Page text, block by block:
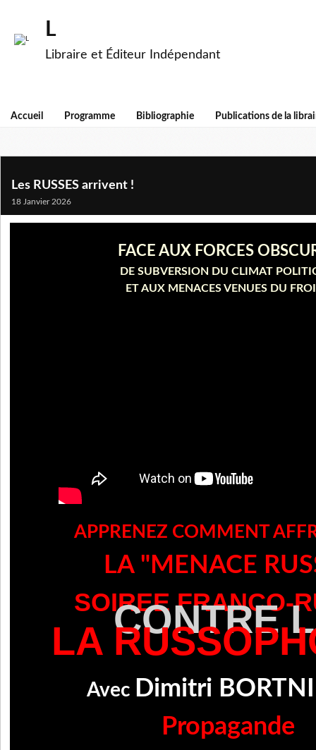
L
Libraire et Éditeur Indépendant
Accueil Programme Bibliographie Publications de la
Les RUSSES arrivent !
18 Janvier 2026
FACE AUX FORCES
DE SUBVERSION DU CLIMAT
ET AUX MENACES VENUES DU
APPRENEZ COMMENT
LA "MENACE
SOIREE FRANCO-
CONTRE
LA
Avec Dimitri
Propagande